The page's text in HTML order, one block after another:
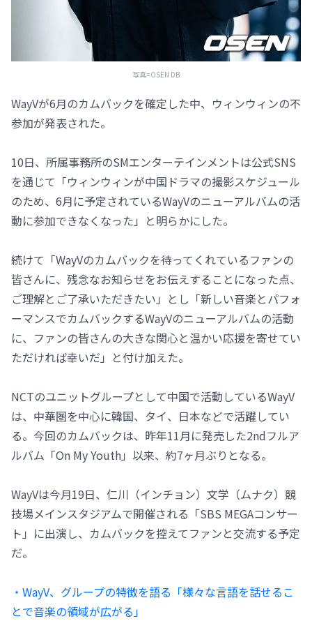
写真=OSEN DB
WayVが6月のカムバックを確定した中、ウィンウィンの不
参加が発表された。
10日、所属事務所のSMエンターテインメントは公式SNS
を通じて「ウィンウィンが中国ドラマの撮影スケジュール
のため、6月に予定されているWayVのニューアルバムの活
動に参加できなくなった」と明らかにした。
続けて「WayVのカムバックを待ってくれているファンの
皆さんに、残念なお知らせをお伝えすることになった点、
ご理解とご了承いただきたい」とし「新しい音楽とパフォ
ーマンスでカムバックするWayVのニューアルバムの活動
に、ファンの皆さんの大きな関心と温かい応援を寄せてい
ただければ幸いだ」と付け加えた。
NCTのユニットグループとして中国で活動しているWayV
は、中華圏を中心に韓国、タイ、日本などで活躍してい
る。今回のカムバックは、昨年11月に発売した2ndフルア
ルバム「On My Youth」以来、約7ヶ月ぶりとなる。
WayVは今月19日、仁川（インチョン）文学（ムナク）競
技場メインスタジアムで開催される「SBS MEGAコンサー
ト」に出演し、カムバックを控えてファンと交流する予定
だ。
・WayV、グループの特徴を語る「様々な言語を話せるこ
とで音楽の領域が広がる」